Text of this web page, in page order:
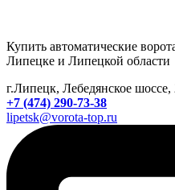
Купить автоматические
Липецке и Липецкой области
г.Липецк, Лебедянское шоссе,
+7 (474) 290-73-38
lipetsk@vorota-top.ru